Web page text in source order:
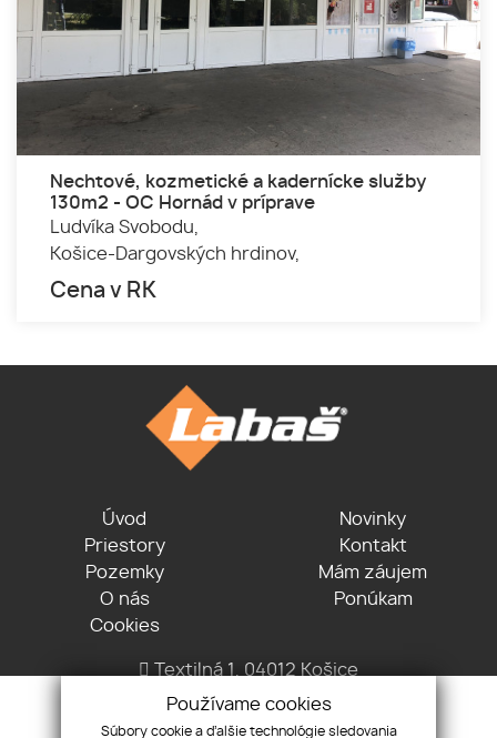
Nechtové, kozmetické a kadernícke služby
130m2 - OC Hornád v príprave
Ludvíka Svobodu,
Košice-Dargovských hrdinov,
Cena v RK
Úvod
Priestory
Pozemky
O nás
Cookies
Novinky
Kontakt
Mám záujem
Ponúkam
Textilná 1, 04012 Košice
+421 915 322 431
office@lvreality.sk
Používame cookies
Súbory cookie a ďalšie technológie sledovania